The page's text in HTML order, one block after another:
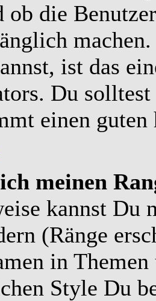
ob die
ist das
Du
einen guten
meinen
kannst Du
(Ränge
in
Style Du